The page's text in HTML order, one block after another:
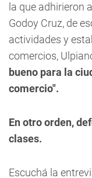
la que adhirieron
Godoy Cruz, de
actividades y
comercios,
bueno para la
comercio".
En otro orden,
clases.
Escuchá la